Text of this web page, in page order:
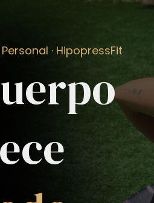
· HipopressFit